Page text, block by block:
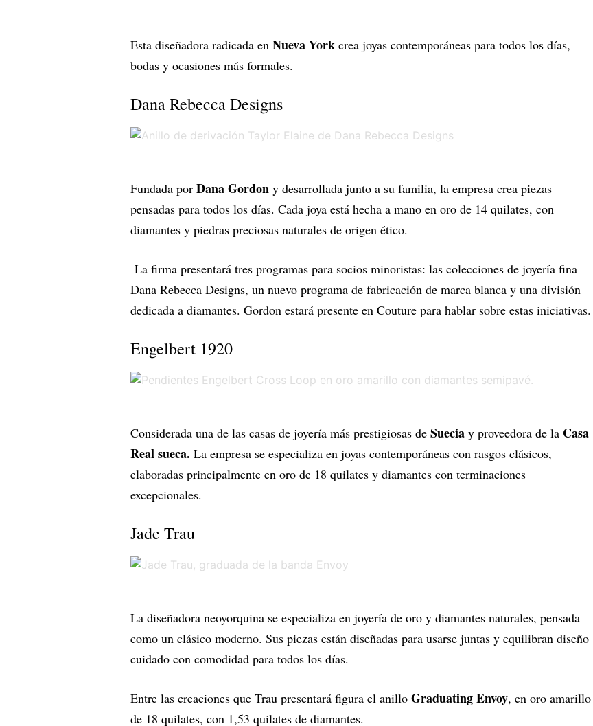
Esta diseñadora radicada en Nueva York crea joyas contemporáneas para todos los días,
bodas y ocasiones más formales.
Dana Rebecca Designs
Fundada por Dana Gordon y desarrollada junto a su familia, la empresa crea piezas
pensadas para todos los días. Cada joya está hecha a mano en oro de 14 quilates, con
diamantes y piedras preciosas naturales de origen ético.
La firma presentará tres programas para socios minoristas: las colecciones de joyería fina
Dana Rebecca Designs, un nuevo programa de fabricación de marca blanca y una división
dedicada a diamantes. Gordon estará presente en Couture para hablar sobre estas iniciativas.
Engelbert 1920
Considerada una de las casas de joyería más prestigiosas de Suecia y proveedora de la Casa
Real sueca. La empresa se especializa en joyas contemporáneas con rasgos clásicos,
elaboradas principalmente en oro de 18 quilates y diamantes con terminaciones
excepcionales.
Jade Trau
La diseñadora neoyorquina se especializa en joyería de oro y diamantes naturales, pensada
como un clásico moderno. Sus piezas están diseñadas para usarse juntas y equilibran diseño
cuidado con comodidad para todos los días.
Entre las creaciones que Trau presentará figura el anillo Graduating Envoy, en oro amarillo
de 18 quilates, con 1,53 quilates de diamantes.